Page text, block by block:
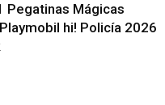
Pegatinas Mágicas
hi! Policía 2026